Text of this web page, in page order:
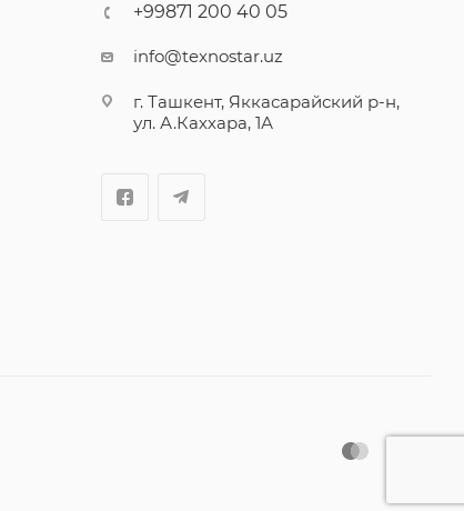
+99871 200 40 05
info@texnostar.uz
г. Ташкент, Яккасарайский р-н,
ул. А.Каххара, 1А